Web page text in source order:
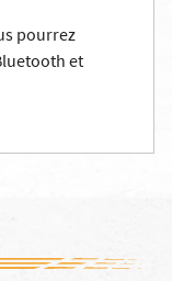
pourrez
et